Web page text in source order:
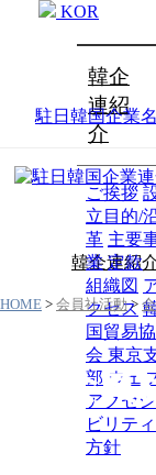
韓企
連紹
介
ご挨拶
立目的/
革 主要
業 定款
組織図
クセス
国貿易協
会 東京
部 ウェ
アクセシ
ビリティ
方針
駐日韓国企業
KOR
韓企連紹
HOME > 会員社活動>
会員